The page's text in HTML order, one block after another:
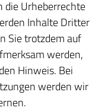
die Urheberrechte
Inhalte Dritter
Sie trotzdem auf
werden,
Hinweis. Bei
werden wir